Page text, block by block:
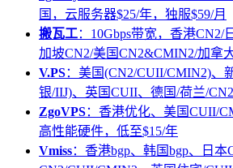
国，云服务器$25/年，独服$59/月
搬瓦工：10Gbps带宽，香港
加坡CN2/美国CN2&CMIN2/加拿
V.PS：美国(CN2/CUII/CMIN2)、
银/IIJ)、英国CUII、德国/荷兰/
ZgoVPS：香港优化、美国CUII/
高性能硬件，低至$15/年
Vmiss：香港bgp、韩国bgp、日本